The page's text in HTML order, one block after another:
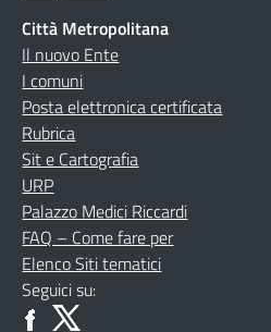
Città Metropolitana
Il nuovo Ente
I comuni
Posta elettronica certificata
Rubrica
Sit e Cartografia
URP
Palazzo Medici Riccardi
FAQ – Come fare per
Elenco Siti tematici
Seguici su: